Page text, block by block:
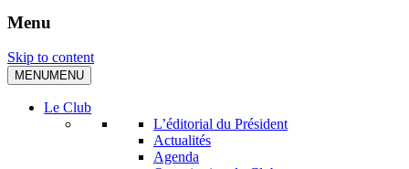
Menu
Skip to content
MENUMENU
Le Club
L’éditorial du Président
Actualités
Agenda